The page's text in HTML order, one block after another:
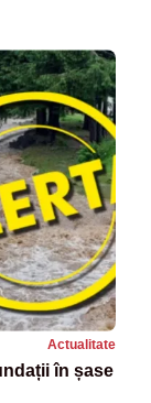
Actualitate
în șase